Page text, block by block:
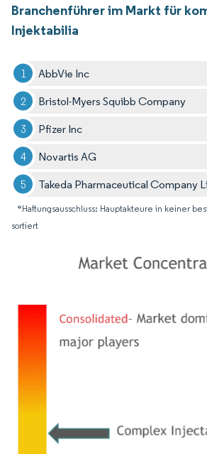
Branchenführer im Markt für
Injektabilia
AbbVie Inc
Bristol-Myers Squibb Company
Pfizer Inc
Novartis AG
Takeda Pharmaceutical Company
*Haftungsausschluss: Hauptakteure in keiner
sortiert